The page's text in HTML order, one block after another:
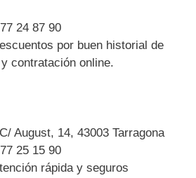
24 87 90
por buen historial de
contratación online.
C/ August, 14, 43003 Tarragona
25 15 90
rápida y seguros